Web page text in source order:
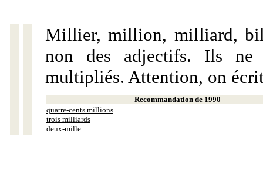
Millier, million, milliard,
non des adjectifs. Ils ne
multipliés. Attention, on
Recommandation de 1990
quatre-cents millions
trois milliards
deux-mille